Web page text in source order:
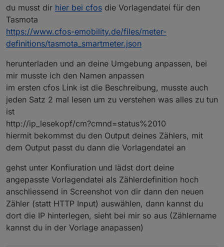
Zähler hinzuzufügen.
Ich kann aber nirgendes eine IP Adresse eintragen - ist
Zwar hab ich auch IOBROKER im Einsatz, würde aber
gerne den direkten Weg gehen.
du musst dir hier bei cfos die Vorlagendatei für den
Tasmota
https://www.cfos-emobility.de/files/meter-
definitions/tasmota_smartmeter.json
herunterladen und an deine Umgebung anpassen, bei
mir musste ich den Namen anpassen
im ersten cfos Link ist die Beschreibung, musste auch
jeden Satz 2 mal lesen um zu verstehen was alles zu tun
ist
http://ip_lesekopf/cm?cmnd=status%2010
hiermit bekommst du den Output deines Zählers, mit
dem Output passt du dann die Vorlagendatei an
gehst unter Konfiuration und lädst dort deine
angepasste Vorlagendatei als Zählerdefinition hoch
anschliessend in Screenshot von dir dann den neuen
Zähler (statt HTTP Input) auswählen, dann kannst du
dort die IP hinterlegen, sieht bei mir so aus (Zählername
kannst du in der Vorlage anapassen)